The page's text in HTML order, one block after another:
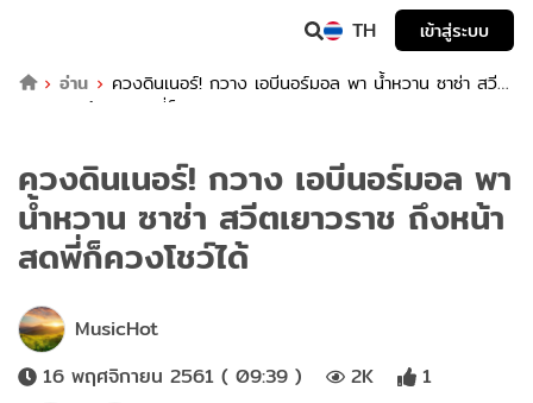
TH
เข้าสู่ระบบ
อ่าน
ควงดินเนอร์! กวาง เอบีนอร์มอล พา น้ำหวาน ซาซ่า สวีต
เยาวราช ถึงหน้าสดพี่ก็ควงโชว์ได้
ควงดินเนอร์! กวาง เอบีนอร์มอล พา
น้ำหวาน ซาซ่า สวีตเยาวราช ถึงหน้า
สดพี่ก็ควงโชว์ได้
MusicHot
16 พฤศจิกายน 2561 ( 09:39 )
2K 1